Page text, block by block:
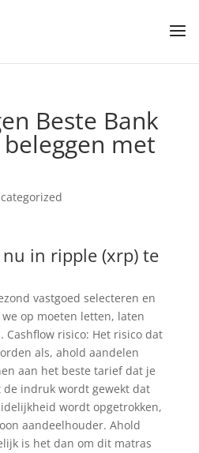
Beste Bank
met
in ripple (xrp) te
vastgoed selecteren en
op moeten letten, laten
Cashflow risico: Het risico dat
als, ahold aandelen
aan het beste tarief dat je
indruk wordt gewekt dat
wordt opgetrokken,
aandeelhouder. Ahold
is het dan om dit matras